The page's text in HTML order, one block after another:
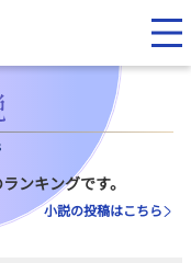
ンキングです。
小説の投稿はこちら